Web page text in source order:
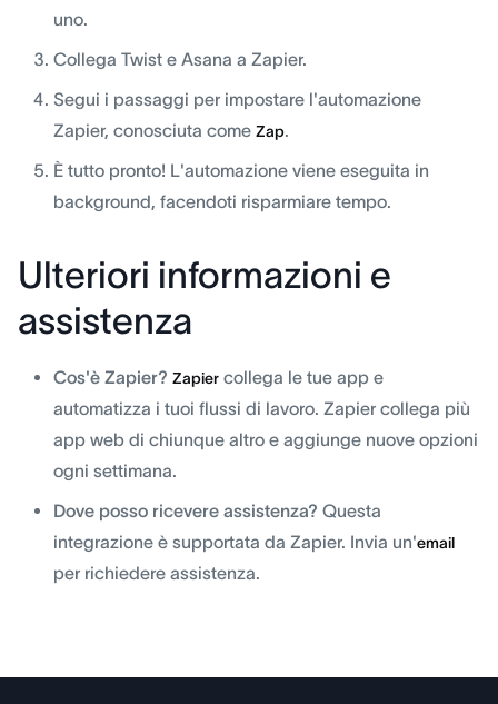
uno.
Collega Twist e Asana a Zapier.
Segui i passaggi per impostare l'automazione
Zapier, conosciuta come Zap.
È tutto pronto! L'automazione viene eseguita in
background, facendoti risparmiare tempo.
Ulteriori informazioni e
assistenza
Cos'è Zapier? Zapier collega le tue app e
automatizza i tuoi flussi di lavoro. Zapier collega più
app web di chiunque altro e aggiunge nuove opzioni
ogni settimana.
Dove posso ricevere assistenza? Questa
integrazione è supportata da Zapier. Invia un'email
per richiedere assistenza.